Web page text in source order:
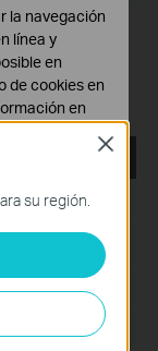
on VIGI
2008 64bits
su región.
Close
la navegación
línea y
en
de cookies en
en
sistema.
tus
de mejorar y